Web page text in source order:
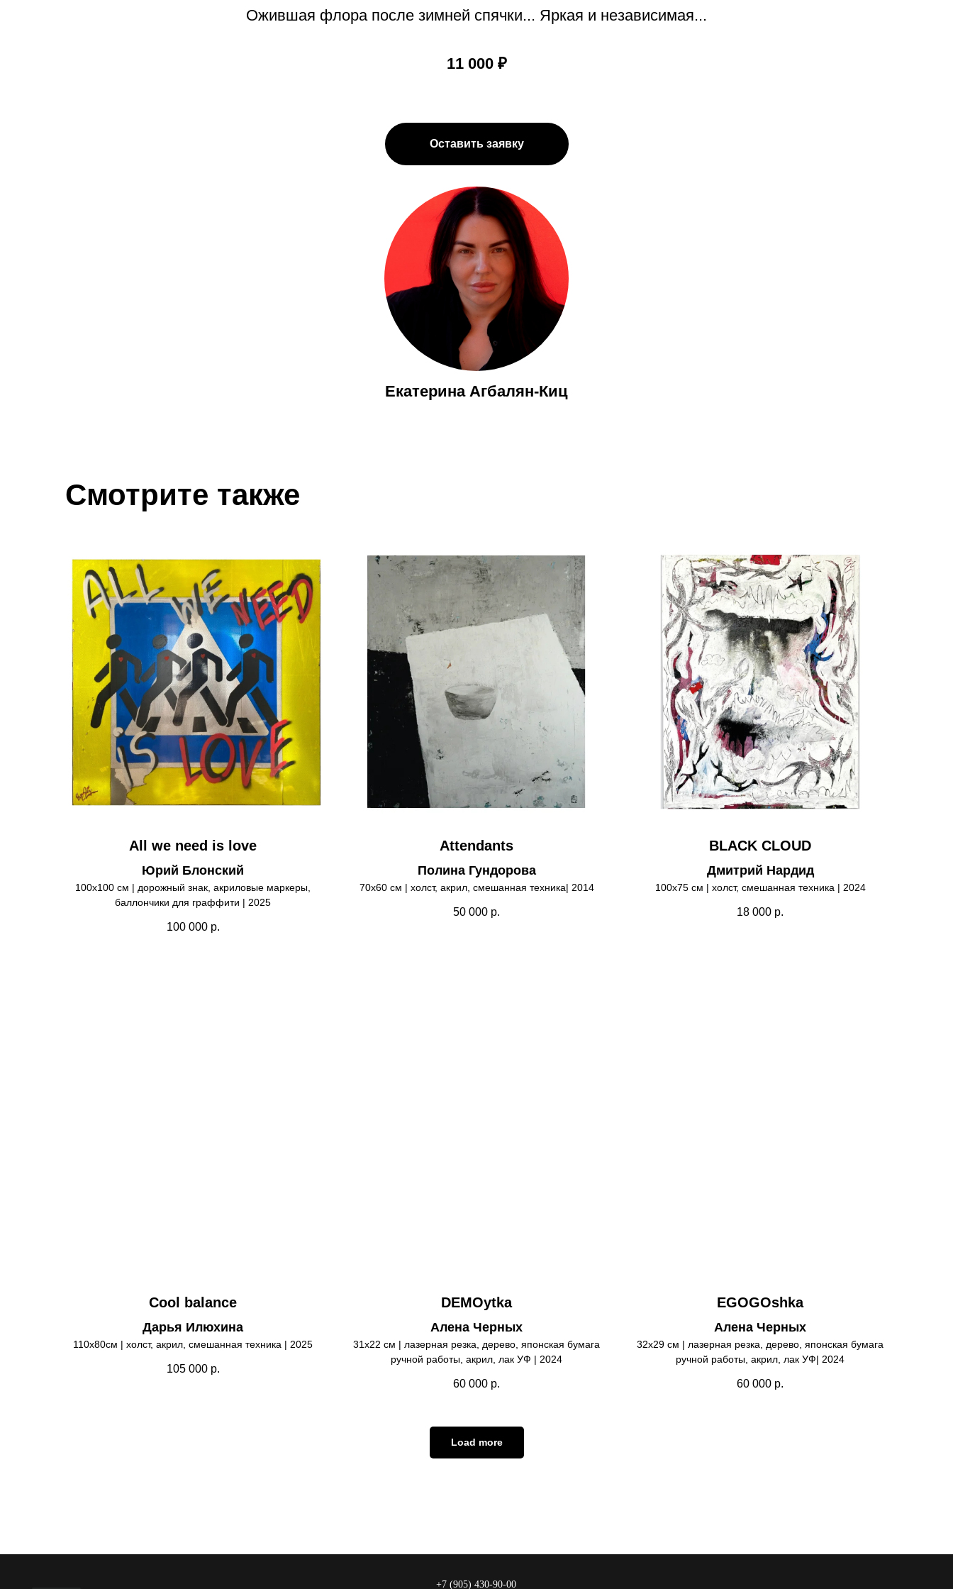
Ожившая флора после зимней спячки... Яркая и независимая...
11 000 ₽
Оставить заявку
Екатерина Агбалян-Киц
Смотрите также
All we need is love
Юрий Блонский
100х100 см | дорожный знак, акриловые маркеры,
баллончики для граффити | 2025
100 000 р.
Attendants
Полина Гундорова
70х60 см | холст, акрил, смешанная техника| 2014
50 000 р.
BLACK CLOUD
Дмитрий Нардид
100х75 см | холст, смешанная техника | 2024
18 000 р.
Cool balance
Дарья Илюхина
110х80см | холст, акрил, смешанная техника | 2025
105 000 р.
DEMOytka
Алена Черных
31х22 см | лазерная резка, дерево, японская бумага
ручной работы, акрил, лак УФ | 2024
60 000 р.
EGOGOshka
Алена Черных
32х29 см | лазерная резка, дерево, японская бумага
ручной работы, акрил, лак УФ| 2024
60 000 р.
Load more
+7 (905) 430-90-00